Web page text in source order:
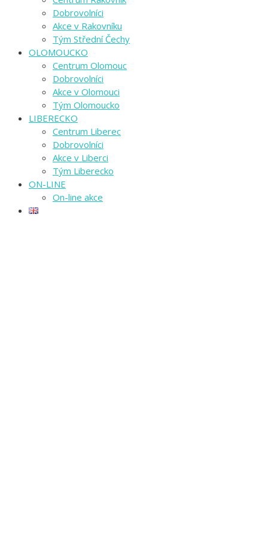
Dobrovolníci
Akce v Rakovníku
Tým Střední Čechy
OLOMOUCKO
Centrum Olomouc
Dobrovolníci
Akce v Olomouci
Tým Olomoucko
LIBERECKO
Centrum Liberec
Dobrovolníci
Akce v Liberci
Tým Liberecko
ON-LINE
On-line akce